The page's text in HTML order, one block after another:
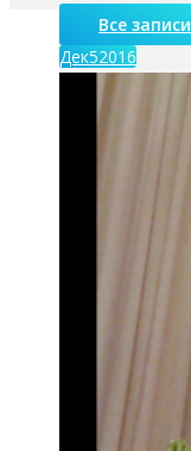
Все записи
Дек52016